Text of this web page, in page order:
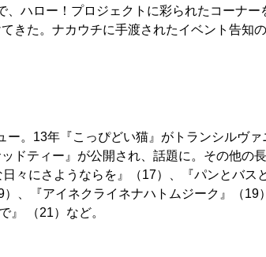
ハロー！プロジェクトに彩られたコーナー
きた。ナカウチに手渡されたイベント告知
。13年『こっぴどい猫』がトランシルヴァ
ドティー』が公開され、話題に。その他の
々にさようならを』（17）、『パンとバス
、『アイネクライネナハトムジーク』（19
』 （21）など。